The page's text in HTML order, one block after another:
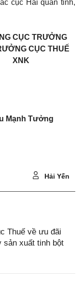
cục Hải quan tỉnh,
CỤC TRƯỞNG
CỤC THUẾ
XNK
Mạnh Tưởng
Hải Yến
Thuế về ưu đãi
sản xuất tinh bột